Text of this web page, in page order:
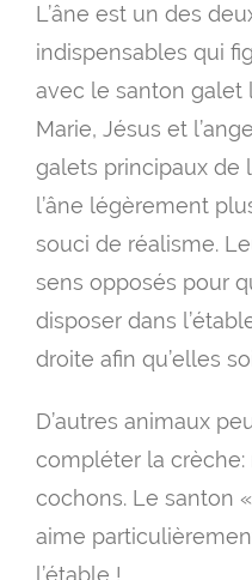
L’âne est un des
indispensables qui
avec le santon galet
Marie, Jésus et
galets principaux de
l’âne légèrement
souci de réalisme.
sens opposés pour
disposer dans
droite afin qu’elles
D’autres animaux
compléter la crèche:
cochons. Le santon «
aime